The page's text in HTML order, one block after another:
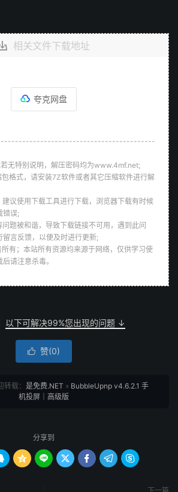
相关文件下载地址
夸克网盘
无特别说明，解压密码均为www.4mf.net;
格式，请安装7Z软件或者其它压缩软件进行解
议使用下载工具进行下载，浏览器下载有时候
错误;
题被和谐，导致下载链接不可用，遇到此问
言反馈，以便及时进行更新;
有；本站所有资源均来源于网络，仅供学习使
请注意杀毒。
以下可解决99%您出现的问题 ↓
 赞(0)
载： 是免费.NET » BubbleUpnp v4.6.2.1 手
机投屏｜高级版
分享到
     